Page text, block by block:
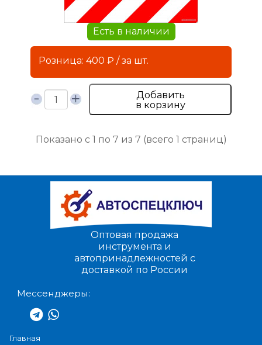
Есть в наличии
Розница: 400 ₽ / за шт.
Добавить
в корзину
Показано с 1 по 7 из 7 (всего 1 страниц)
Оптовая продажа
инструмента и
автопринадлежностей с
доставкой по России
Мессенджеры:
Главная